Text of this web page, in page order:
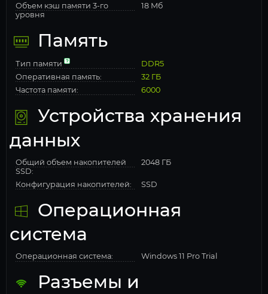
Объем кэш памяти 3-го
уровня
18 Мб
Память
Тип памяти
DDR5
Оперативная память:
32 ГБ
Частота памяти:
6000
Устройства хранения
данных
Общий объем накопителей
SSD:
2048 ГБ
Конфигурация накопителей: SSD
Операционная
система
Операционная система: Windows 11 Pro Trial
Разъемы и